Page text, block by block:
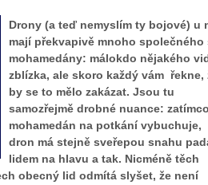
Drony (a teď nemyslím ty bojové) u
mají překvapivě mnoho společného
mohamedány: málokdo nějakého
zblízka, ale skoro každý vám řekne,
by se to mělo zakázat. Jsou tu
samozřejmě drobné nuance: zatímco
mohamedán na potkání vybuchuje,
dron má stejně sveřepou snahu
lidem na hlavu a tak. Nicméně těch
obecný lid odmítá slyšet, že není